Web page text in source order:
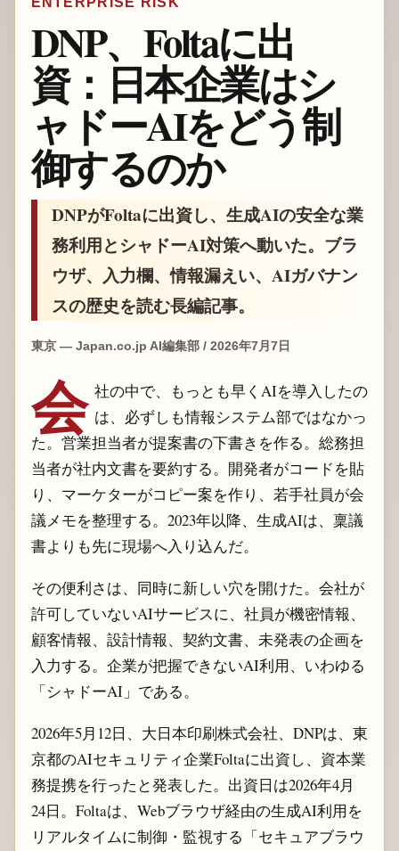
DNP、Foltaに出
資：日本企業はシ
ャドーAIをどう制
御するのか
DNPがFoltaに出資し、生成AIの安全な業
務利用とシャドーAI対策へ動いた。ブラ
ウザ、入力欄、情報漏えい、AIガバナン
スの歴史を読む長編記事。
東京 — Japan.co.jp AI編集部 / 2026年7月7日
会 社の中で、もっとも早くAIを導入したの
は、必ずしも情報システム部ではなかっ
た。営業担当者が提案書の下書きを作る。総務担
当者が社内文書を要約する。開発者がコードを貼
り、マーケターがコピー案を作り、若手社員が会
議メモを整理する。2023年以降、生成AIは、稟議
書よりも先に現場へ入り込んだ。
その便利さは、同時に新しい穴を開けた。会社が
許可していないAIサービスに、社員が機密情報、
顧客情報、設計情報、契約文書、未発表の企画を
入力する。企業が把握できないAI利用、いわゆる
「シャドーAI」である。
2026年5月12日、大日本印刷株式会社、DNPは、東
京都のAIセキュリティ企業Foltaに出資し、資本業
務提携を行ったと発表した。出資日は2026年4月
24日。Foltaは、Webブラウザ経由の生成AI利用を
リアルタイムに制御・監視する「セキュアブラウ